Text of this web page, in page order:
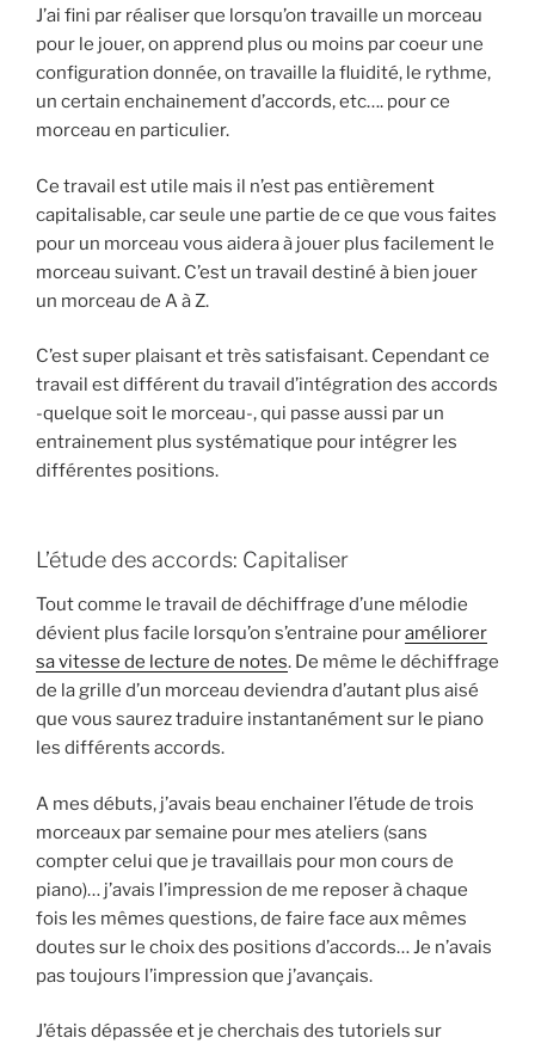
J’ai fini par réaliser que lorsqu’on travaille un morceau
pour le jouer, on apprend plus ou moins par coeur une
configuration donnée, on travaille la fluidité, le rythme,
un certain enchainement d’accords, etc…. pour ce
morceau en particulier.
Ce travail est utile mais il n’est pas entièrement
capitalisable, car seule une partie de ce que vous faites
pour un morceau vous aidera à jouer plus facilement le
morceau suivant. C’est un travail destiné à bien jouer
un morceau de A à Z.
C’est super plaisant et très satisfaisant. Cependant ce
travail est différent du travail d’intégration des accords
-quelque soit le morceau-, qui passe aussi par un
entrainement plus systématique pour intégrer les
différentes positions.
L’étude des accords: Capitaliser
Tout comme le travail de déchiffrage d’une mélodie
dévient plus facile lorsqu’on s’entraine pouraméliorer
sa vitesse de lecture de notes. De même le déchiffrage
de la grille d’un morceau deviendra d’autant plus aisé
que vous saurez traduire instantanément sur le piano
les différents accords.
A mes débuts, j’avais beau enchainer l’étude de trois
morceaux par semaine pour mes ateliers (sans
compter celui que je travaillais pour mon cours de
piano)… j’avais l’impression de me reposer à chaque
fois les mêmes questions, de faire face aux mêmes
doutes sur le choix des positions d’accords… Je n’avais
pas toujours l’impression que j’avançais.
J’étais dépassée et je cherchais des tutoriels sur